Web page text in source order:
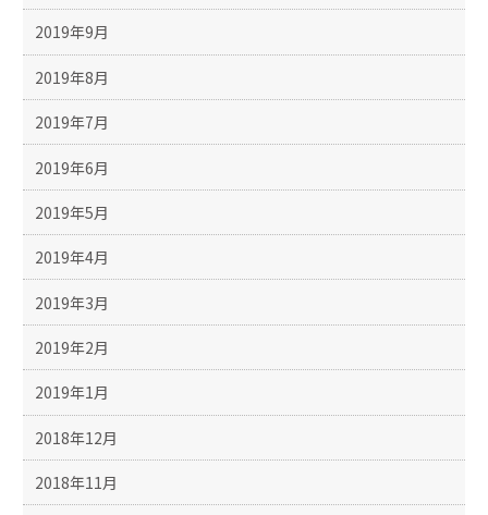
2019年9月
2019年8月
2019年7月
2019年6月
2019年5月
2019年4月
2019年3月
2019年2月
2019年1月
2018年12月
2018年11月